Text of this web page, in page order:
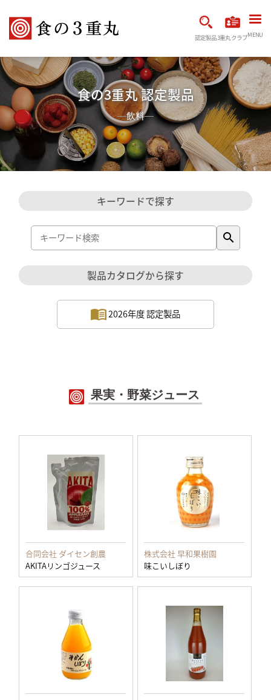
認定製品3重丸クラブMENU
食の3重丸 認定製品
飲料
キーワードで探す
search
製品カタログから探す
2026年度 認定製品
果実・野菜ジュース
合同会社 ダイセン創農
AKITAリンゴジュース
株式会社 早和果樹園
味こいしぼり